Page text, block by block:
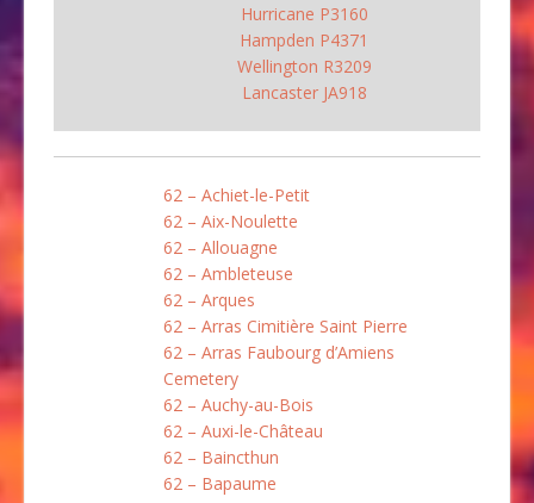
Hurricane P3160
Hampden P4371
Wellington R3209
Lancaster JA918
62 – Achiet-le-Petit
62 – Aix-Noulette
62 – Allouagne
62 – Ambleteuse
62 – Arques
62 – Arras Cimitière Saint Pierre
62 – Arras Faubourg d’Amiens
Cemetery
62 – Auchy-au-Bois
62 – Auxi-le-Château
62 – Baincthun
62 – Bapaume